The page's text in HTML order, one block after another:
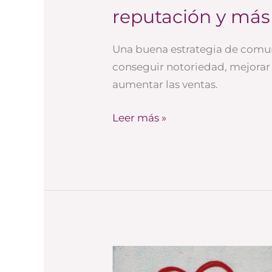
reputación y
Una buena estrategia de
conseguir notoriedad,
aumentar las ventas.
Leer más »
Para